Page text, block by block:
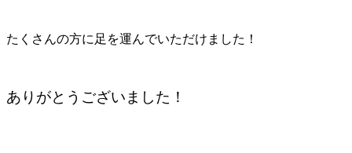
たくさんの方に足を運んでいただけました！
ありがとうございました！